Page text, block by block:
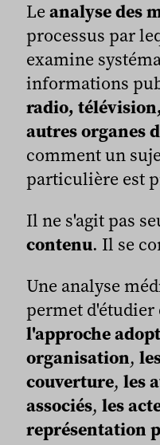
Le analyse des
processus par
examine
informations
radio,
autres organes
comment un
particulière est
Il ne s'agit pas
contenu. Il se
Une analyse
permet d'étudier
l'approche
organisation,
couverture, les
associés, les
représentation